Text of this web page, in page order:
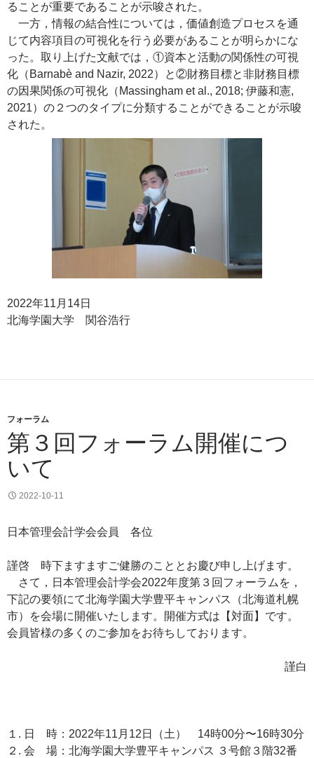
ることが重要であることが示唆された。
一方，情報の結合性については，価値創造プロセスを通
じて内容項目の可視化を行う必要があることが明らかにな
った。取り上げた文献では，①資本と活動の関係性の可視
化（Barnabè and Nazir, 2022）と②財務目標と非財務目標
の因果関係の可視化（Massingham et al., 2018; 伊藤和憲,
2021）の２つのタイプに分類することができることが示唆
された。
2022年11月14日
北海学園大学 関谷浩行
フォーラム
第３回フォーラム開催につ
いて
2022-10-11
日本管理会計学会会員 各位
謹啓 時下ますますご健勝のこととお慶び申し上げます。
さて，日本管理会計学会2022年度第３回フォーラムを，
下記の要領にて北海学園大学豊平キャンパス（北海道札幌
市）を会場に開催いたします。開催方式は【対面】です。
会員皆様の多くのご参加をお待ちしております。
謹白
１. 日 時：2022年11月12日（土） 14時00分〜16時30分
２. 会 場：北海学園大学豊平キャンパス ３号館３階32番